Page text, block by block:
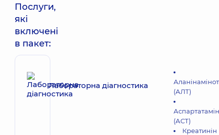
Послуги,
які
включені
в пакет:
Лабораторна діагностика
(АЛТ)
(АСТ)
Креатинін